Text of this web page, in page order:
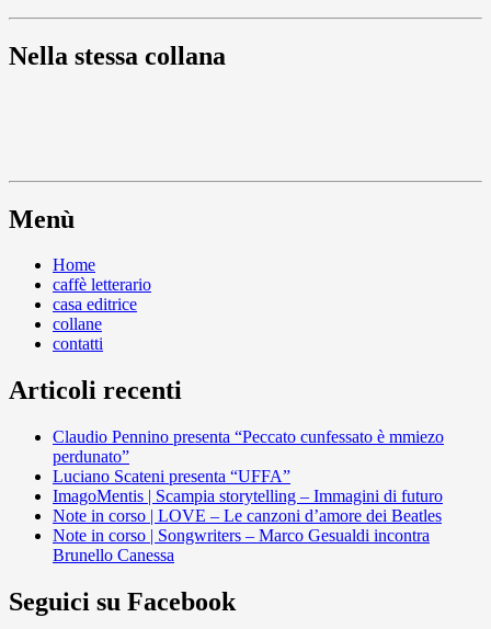
Nella stessa collana
Menù
Home
caffè letterario
casa editrice
collane
contatti
Articoli recenti
Claudio Pennino presenta “Peccato cunfessato è mmiezo
perdunato”
Luciano Scateni presenta “UFFA”
ImagoMentis | Scampia storytelling – Immagini di futuro
Note in corso | LOVE – Le canzoni d’amore dei Beatles
Note in corso | Songwriters – Marco Gesualdi incontra
Brunello Canessa
Seguici su Facebook